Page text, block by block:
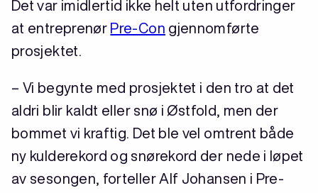
Det var imidlertid ikke helt uten utfordringer
at entreprenør Pre-Con gjennomførte
prosjektet.
– Vi begynte med prosjektet i den tro at det
aldri blir kaldt eller snø i Østfold, men der
bommet vi kraftig. Det ble vel omtrent både
ny kulderekord og snørekord der nede i løpet
av sesongen, forteller Alf Johansen i Pre-